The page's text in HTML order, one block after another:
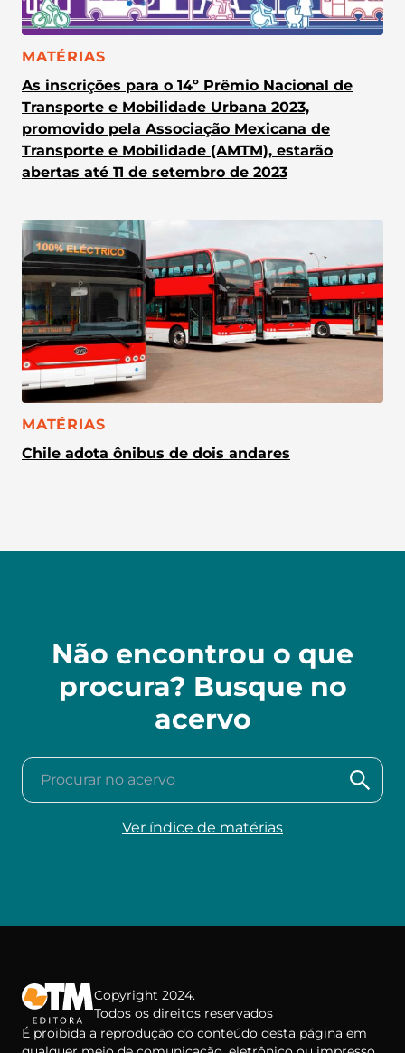
CATEGORIA:
MATÉRIAS
As inscrições para o 14º Prêmio Nacional de
Transporte e Mobilidade Urbana 2023,
promovido pela Associação Mexicana de
Transporte e Mobilidade (AMTM), estarão
abertas até 11 de setembro de 2023
CATEGORIA:
MATÉRIAS
Chile adota ônibus de dois andares
Não encontrou o que
procura? Busque no
acervo
Procurar no acervo
Ver índice de matérias
Copyright 2024.
Todos os direitos reservados
É proibida a reprodução do conteúdo desta página em